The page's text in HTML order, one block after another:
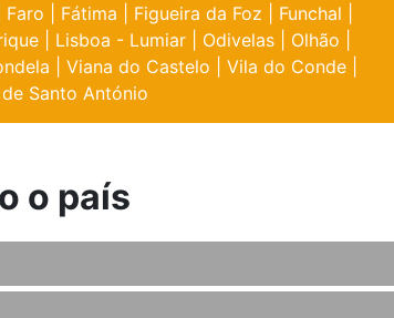
Faro Fátima Figueira da Foz Funchal
Lisboa - Lumiar Odivelas Olhão
Viana do Castelo Vila do Conde
Santo António
o país